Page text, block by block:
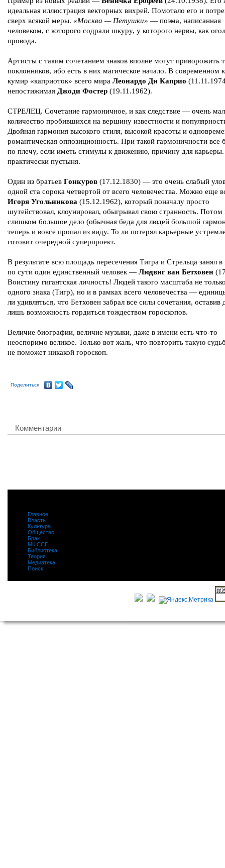
идеальная иллюстрация векторных вихрей. Помотало его и
сверх всякой меры. «Москва — Петушки» — поэма, написанная
человеком, с которого содрали шкуру, у которого нервы, как
провода.
Артисты с таким сочетанием знаков вполне могут приворожить
поклонников, ибо есть в них магическое начало. В современном
кумир «каприоток» всего мира Леонардо Ди Каприо
непостижимая Джоди Фостер (19.11.1962).
СТРЕЛЕЦ. Сочетание гармоничное, и как следствие — очень
количество пробившихся на вершину известности и
Двойная гармония высокого стиля, высокой красоты и
романтическая оппозиционность. При такой гармоничности все
по плечу, если иметь стимулы к движению, причину для
практически пустыня.
Один из братьев Гонкуров (17.12.1830) — это очень слабый
одной ста сорока четвертой от всего человечества. Можно еще
Игоря Угольникова (15.12.1962), который поначалу просто
шутействовал, клоунировал, обыгрывал свою странность. Потом
слишком большое дело (обычная беда для людей большой
теперь и вовсе пропал из виду. То ли потерял карьерные
готовит очередной суперпроект.
В результате всю площадь пересечения Тигра и Стрельца занял в
по сути один единственный человек — Людвиг ван Бетховен
Воистину гигантская личность! Людей такого масштаба не
одного знака (Тигр), но и в рамках всего человечества —
ли удивляться, что Бетховен забрал все силы сочетания, оставив
лишь возможность гордиться тождеством гороскопов.
Величие биографии, величие музыки, даже в имени есть что-то
неоспоримо великое. Только вот жаль, что повторить такую
не поможет никакой гороскоп.
Поделиться
Комментарии
Главное
Власть
Культура
Общество
Брак
МК ССГ
Библиотека
Теория
Медиатека
Поиск